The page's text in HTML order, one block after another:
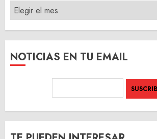
ARCHIVO
DEL
SITIO
NOTICIAS EN TU EMAIL